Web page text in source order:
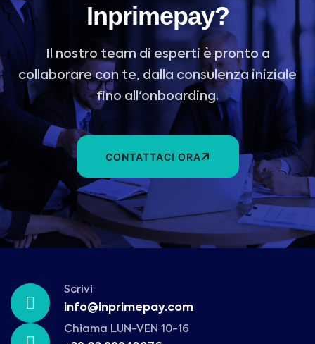
Inprimepay?
Il nostro team di esperti è pronto a
collaborare con te, dalla consulenza iniziale
fino all'onboarding.
CONTATTACI ORA
Scrivi
info@inprimepay.com
Chiama LUN-VEN 10-16